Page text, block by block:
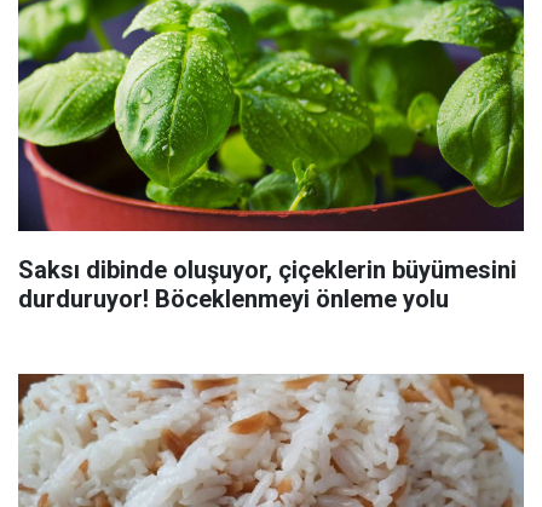
Saksı dibinde oluşuyor, çiçeklerin büyümesini
durduruyor! Böceklenmeyi önleme yolu